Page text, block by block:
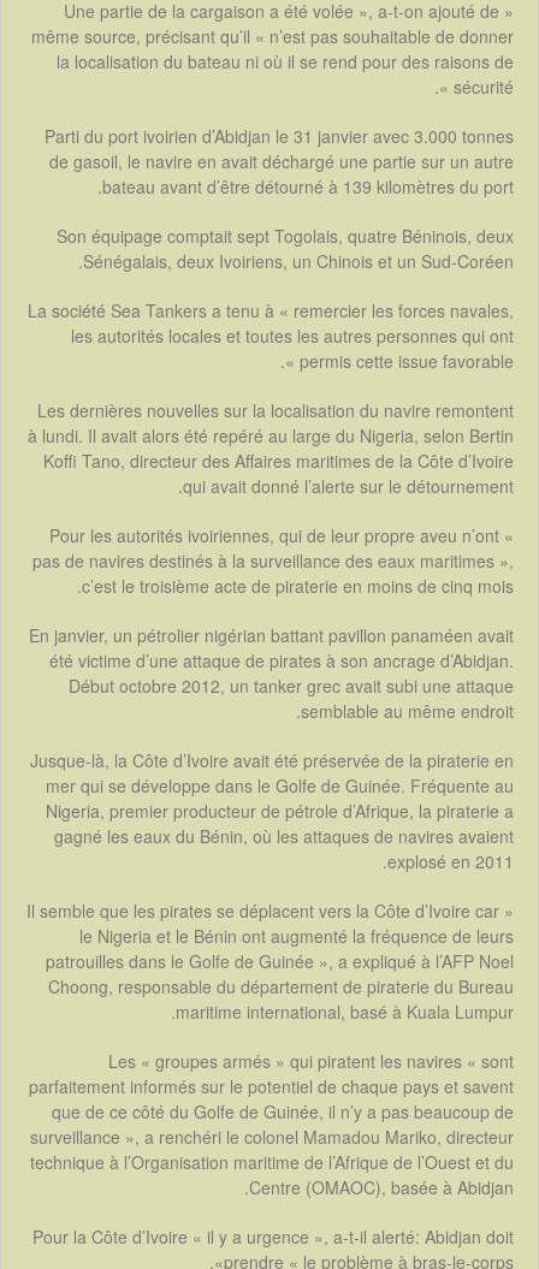
« Une partie de la cargaison a été volée », a-t-on ajouté de
même source, précisant qu’il « n’est pas souhaitable de donner
la localisation du bateau ni où il se rend pour des raisons de
sécurité ».
Parti du port ivoirien d’Abidjan le 31 janvier avec 3.000 tonnes
de gasoil, le navire en avait déchargé une partie sur un autre
bateau avant d’être détourné à 139 kilomètres du port.
Son équipage comptait sept Togolais, quatre Béninois, deux
Sénégalais, deux Ivoiriens, un Chinois et un Sud-Coréen.
La société Sea Tankers a tenu à « remercier les forces navales,
les autorités locales et toutes les autres personnes qui ont
permis cette issue favorable ».
Les dernières nouvelles sur la localisation du navire remontent
à lundi. Il avait alors été repéré au large du Nigeria, selon Bertin
Koffi Tano, directeur des Affaires maritimes de la Côte d’Ivoire
qui avait donné l’alerte sur le détournement.
Pour les autorités ivoiriennes, qui de leur propre aveu n’ont «
pas de navires destinés à la surveillance des eaux maritimes »,
c’est le troisième acte de piraterie en moins de cinq mois.
En janvier, un pétrolier nigérian battant pavillon panaméen avait
été victime d’une attaque de pirates à son ancrage d’Abidjan.
Début octobre 2012, un tanker grec avait subi une attaque
semblable au même endroit.
Jusque-là, la Côte d’Ivoire avait été préservée de la piraterie en
mer qui se développe dans le Golfe de Guinée. Fréquente au
Nigeria, premier producteur de pétrole d’Afrique, la piraterie a
gagné les eaux du Bénin, où les attaques de navires avaient
explosé en 2011.
« Il semble que les pirates se déplacent vers la Côte d’Ivoire car
le Nigeria et le Bénin ont augmenté la fréquence de leurs
patrouilles dans le Golfe de Guinée », a expliqué à l’AFP Noel
Choong, responsable du département de piraterie du Bureau
maritime international, basé à Kuala Lumpur.
Les « groupes armés » qui piratent les navires « sont
parfaitement informés sur le potentiel de chaque pays et savent
que de ce côté du Golfe de Guinée, il n’y a pas beaucoup de
surveillance », a renchéri le colonel Mamadou Mariko, directeur
technique à l’Organisation maritime de l’Afrique de l’Ouest et du
Centre (OMAOC), basée à Abidjan.
Pour la Côte d’Ivoire « il y a urgence », a-t-il alerté: Abidjan doit
prendre « le problème à bras-le-corps».